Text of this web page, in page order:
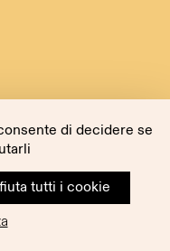
di decidere se
tutti i cookie